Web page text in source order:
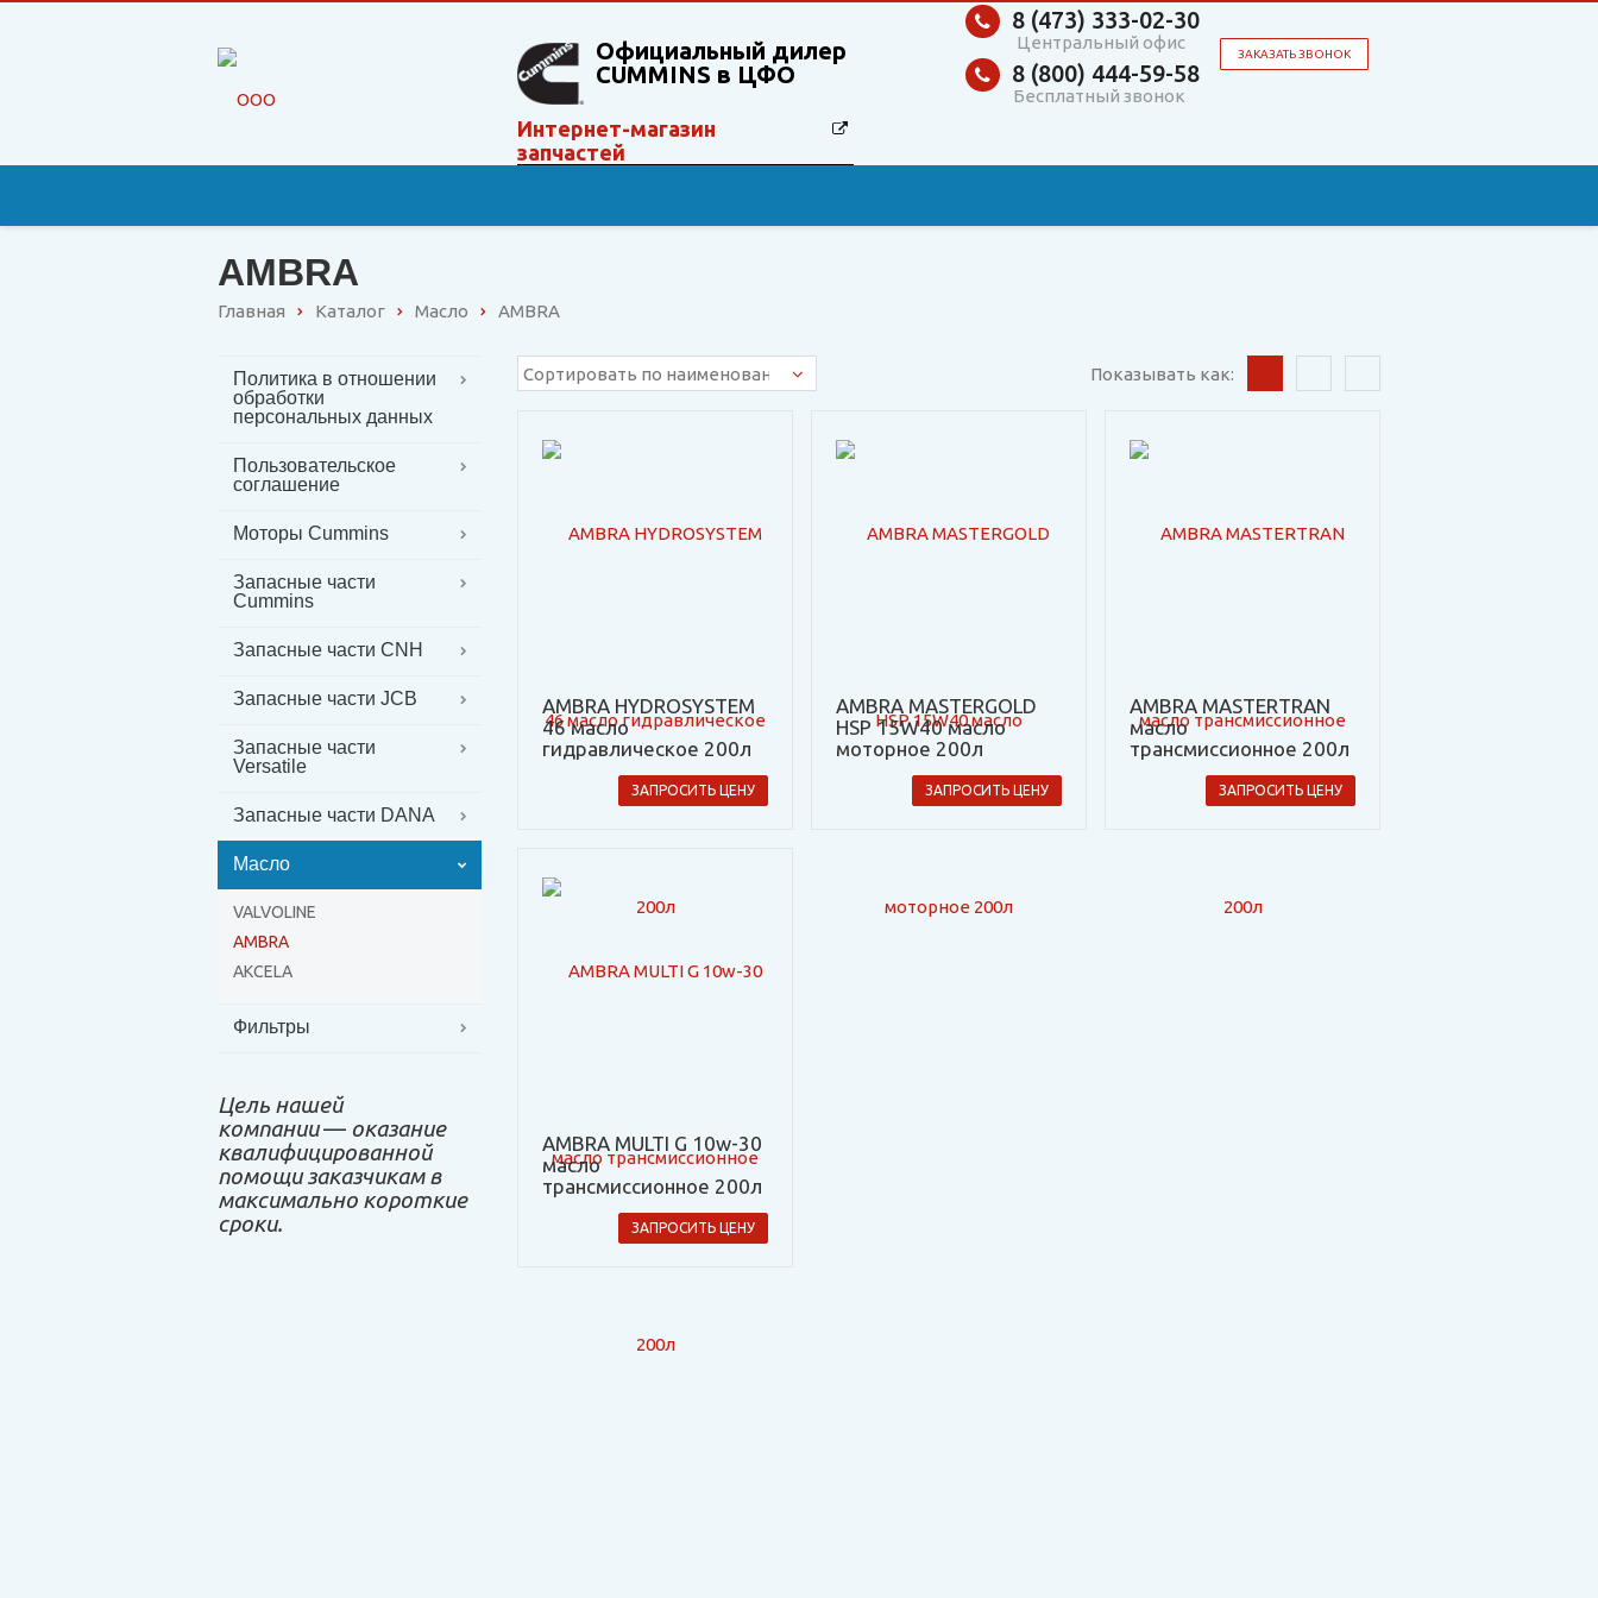
Официальный дилер
CUMMINS в ЦФО
Интернет-магазин
запчастей
ЗАКАЗАТЬ ЗВОНОК
8 (473) 333-02-30
Центральный офис
8 (800) 444-59-58
Бесплатный звонок
AMBRA
Главная Каталог Масло AMBRA
Политика в отношении
обработки
персональных данных
Пользовательское
соглашение
Моторы Cummins
Запасные части
Cummins
Запасные части CNH
Запасные части JCB
Запасные части
Versatile
Запасные части DANA
Масло
VALVOLINE
AMBRA
AKCELA
Фильтры
Цель нашей
компании— оказание
квалифицированной
помощи заказчикам в
максимально короткие
сроки.
Показывать как:
AMBRA HYDROSYSTEM
46 масло
гидравлическое 200л
ЗАПРОСИТЬ ЦЕНУ
AMBRA MASTERGOLD
HSP 15W40 масло
моторное 200л
ЗАПРОСИТЬ ЦЕНУ
AMBRA MASTERTRAN
масло
трансмиссионное 200л
ЗАПРОСИТЬ ЦЕНУ
AMBRA MULTI G 10w-30
масло
трансмиссионное 200л
ЗАПРОСИТЬ ЦЕНУ